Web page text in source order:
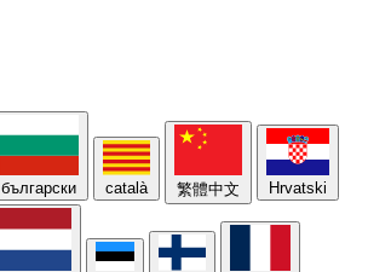
български català 繁體中文 Hrvatski